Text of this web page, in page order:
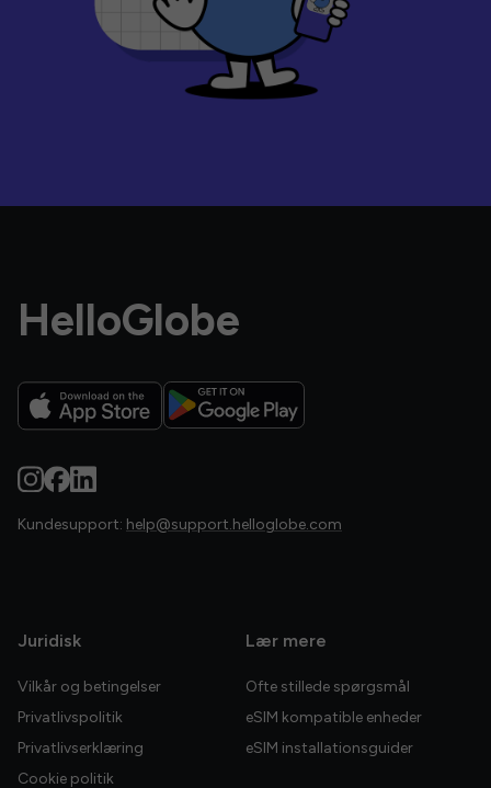
HelloGlobe
Kundesupport: help@support.helloglobe.com
Juridisk
Vilkår og betingelser
Privatlivspolitik
Privatlivserklæring
Cookie politik
Lær mere
Ofte stillede spørgsmål
eSIM kompatible enheder
eSIM installationsguider